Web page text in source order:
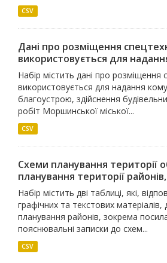
CSV
Дані про розміщення
використовується для
Набір містить дані про розміщення
використовується для надання
благоустрою, здійснення
робіт Моршинської міської...
CSV
Схеми планування території
планування території
Набір містить дві таблиці, які,
графічних та текстових матеріалів,
планування районів, зокрема
пояснювальні записки до схем...
CSV